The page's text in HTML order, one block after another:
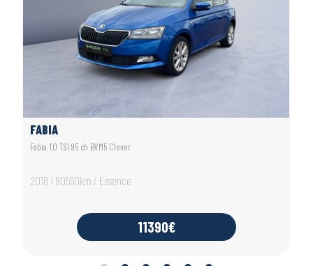
FABIA
Fabia 1.0 TSI 95 ch BVM5 Clever
2018 / 90550km / Essence
11390€